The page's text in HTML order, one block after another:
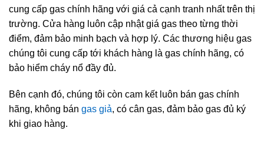
cung cấp gas chính hãng với giá cả cạnh tranh nhất trên thị
trường. Cửa hàng luôn cập nhật giá gas theo từng thời
điểm, đảm bảo minh bạch và hợp lý. Các thương hiệu gas
chúng tôi cung cấp tới khách hàng là gas chính hãng, có
bảo hiểm cháy nổ đầy đủ.
Bên cạnh đó, chúng tôi còn cam kết luôn bán gas chính
hãng, không bán gas giả, có cân gas, đảm bảo gas đủ ký
khi giao hàng.